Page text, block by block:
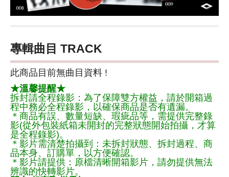
專輯曲目 TRACK
此商品目前無曲目資料 !
★溫馨提醒★
拆封請全程錄影：為了保障雙方權益，請於開箱過
程中務必全程錄影，以確保商品是否有遺漏。
＊商品有誤、數量短缺、瑕疵品等，需提供完整錄
影(從外包裝紙箱未開封的完整狀態開始拍攝，才算
是全程錄影)。
＊影片需清楚拍攝到：未拆封狀態、拆封過程、商
品本身、訂購單，以方便確認。
＊影片請提供：原檔清晰開箱影片，請勿提供無法
辨識的快轉影片。